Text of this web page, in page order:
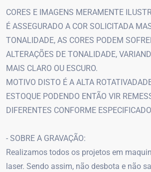
CORES E IMAGENS MERAMENTE
É ASSEGURADO A COR SOLICITADA
TONALIDADE, AS CORES PODEM
ALTERAÇÕES DE TONALIDADE,
MAIS CLARO OU ESCURO.
MOTIVO DISTO É A ALTA
ESTOQUE PODENDO ENTÃO VIR
DIFERENTES CONFORME
- SOBRE A GRAVAÇÃO:
Realizamos todos os projetos em
laser. Sendo assim, não desbota e não